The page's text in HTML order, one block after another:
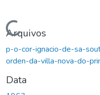
Carregando...
Arquivos
p-o-cor-ignacio-de-sa-
orden-da-villa-nova-do-
Data